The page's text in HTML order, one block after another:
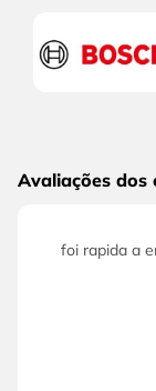
Avaliações dos
foi rapida a